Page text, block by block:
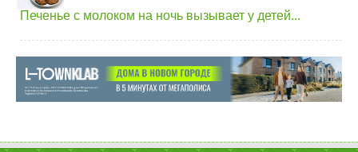
Печенье с молоком на ночь вызывает у детей...